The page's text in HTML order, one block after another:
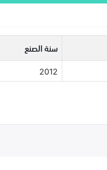
سنة الصنع
2012